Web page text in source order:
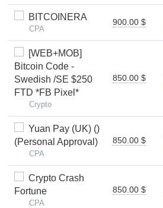
BITCOINERA
CPA
900.00 $
[WEB+MOB]
Bitcoin Code -
Swedish /SE $250
FTD *FB Pixel*
Crypto
850.00 $
Yuan Pay (UK) ()
(Personal Approval)
CPA
850.00 $
Crypto Crash
Fortune
CPA
850.00 $